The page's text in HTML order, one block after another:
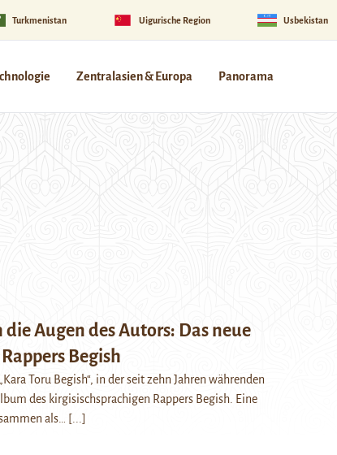
Turkmenistan Uigurische Region Usbekistan
Zentralasien & Europa Panorama
Augen des Autors: Das neue
Begish
Toru Begish“, in der seit zehn Jahren währenden
des kirgisischsprachigen Rappers Begish. Eine
als…
[...]